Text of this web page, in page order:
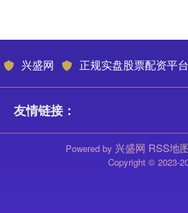
兴盛网 正规实盘股票配资平台
友情链接：
Powered by 兴盛网 RSS地
Copyright © 2023-